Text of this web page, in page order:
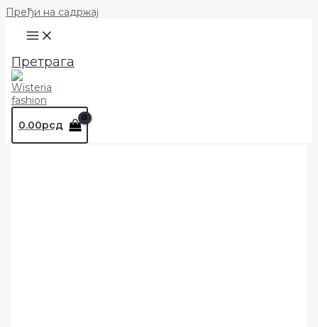
Пређи на садржај
Претрага
0.00рсд